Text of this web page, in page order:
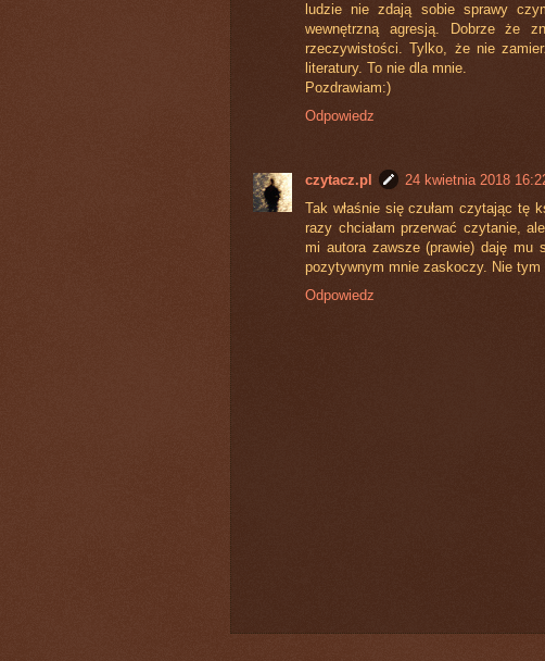
ludzie nie zdają sobie sprawy
wewnętrzną agresją. Dobrze że
rzeczywistości. Tylko, że nie
literatury. To nie dla mnie.
Pozdrawiam:)
Odpowiedz
czytacz.pl
24 kwietnia 2018
Tak właśnie się czułam czytając tę
razy chciałam przerwać czytanie,
mi autora zawsze (prawie) daję mu
pozytywnym mnie zaskoczy. Nie tym
Odpowiedz